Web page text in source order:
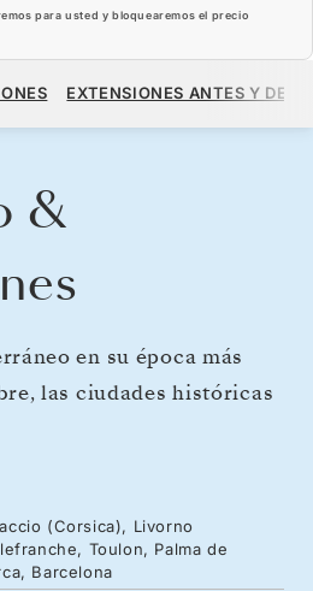
para usted y bloquearemos el precio
US$EXTENSIONES ANTES Y
&
en su época más
las ciudades históricas
tranquilas, pero siguen
legado napoleónico de
costas. Los puertos
de Italia y los sabores
(Corsica), Livorno
Toulon, Palma de
Barcelona